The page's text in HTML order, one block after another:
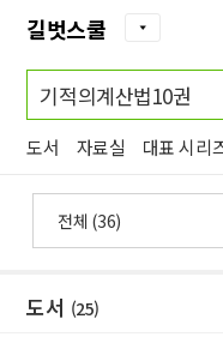
길벗스쿨
입력 내용 삭제
도서
자료실 대표 시리
도서 (25)